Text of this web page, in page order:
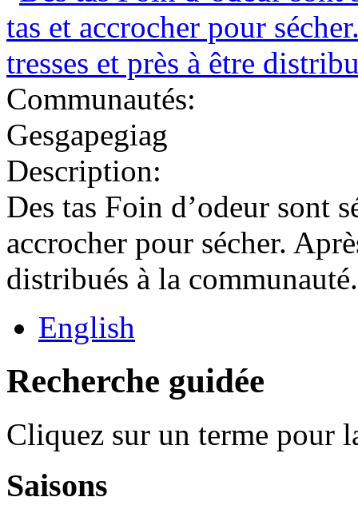
Communautés:
Gesgapegiag
Description:
Des tas Foin d’odeur sont
accrocher pour sécher.
distribués à la communauté.
English
Recherche guidée
Cliquez sur un terme pour
Saisons